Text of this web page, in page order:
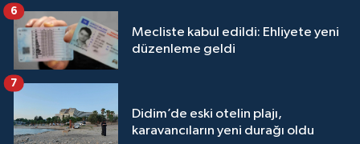
Mecliste kabul edildi: Ehliyete yeni
düzenleme geldi
6
Didim’de eski otelin plajı,
karavancıların yeni durağı oldu
7